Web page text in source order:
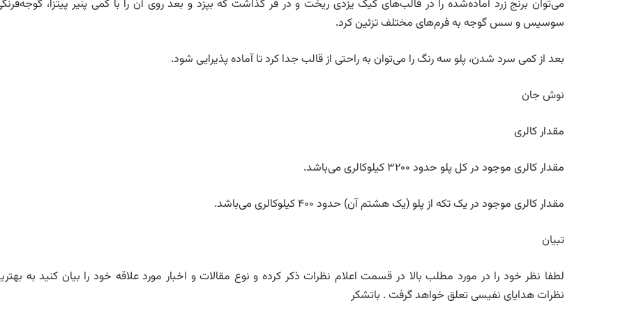
می‌توان برنج زرد آماده‌شده را در قالب‌های کیک یزدی ریخت و در فر گذاشت که بپزد و بعد روی آن را با کمی پنیر پیتزا،
سوسیس و سس گوجه به فرم‌های مختلف تزئین کرد.
بعد از کمی سرد شدن، پلو سه رنگ را می‌توان به راحتی از قالب جدا کرد تا آماده پذیرایی شود.
نوش جان
مقدار کالری
مقدار کالری موجود در کل پلو حدود ۳۲۰۰ کیلوکالری می‌باشد.
مقدار کالری موجود در یک تکه از پلو (یک هشتم آن) حدود ۴۰۰ کیلوکالری می‌باشد.
تبیان
لطفا نظر خود را در مورد مطلب بالا در قسمت اعلام نظرات ذکر کرده و نوع مقالات و اخبار مورد علاقه خود را بیان کنید به
نظرات هدایای نفیسی تعلق خواهد گرفت . باتشکر